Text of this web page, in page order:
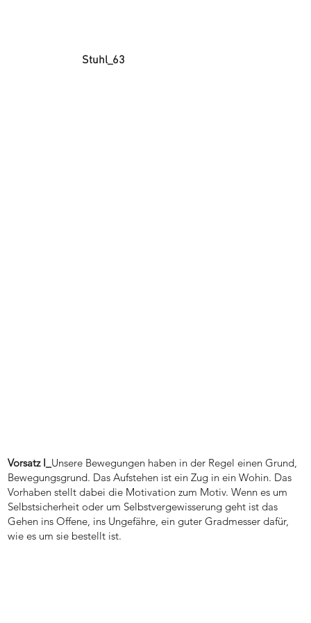
Stuhl_63
Vorsatz I_ Unsere Bewegungen haben in der Regel einen Grund,
Bewegungsgrund. Das Aufstehen ist ein Zug in ein Wohin. Das
Vorhaben stellt dabei die Motivation zum Motiv. Wenn es um
Selbstsicherheit oder um Selbstvergewisserung geht ist das
Gehen ins Offene, ins Ungefähre, ein guter Gradmesser dafür,
wie es um sie bestellt ist.